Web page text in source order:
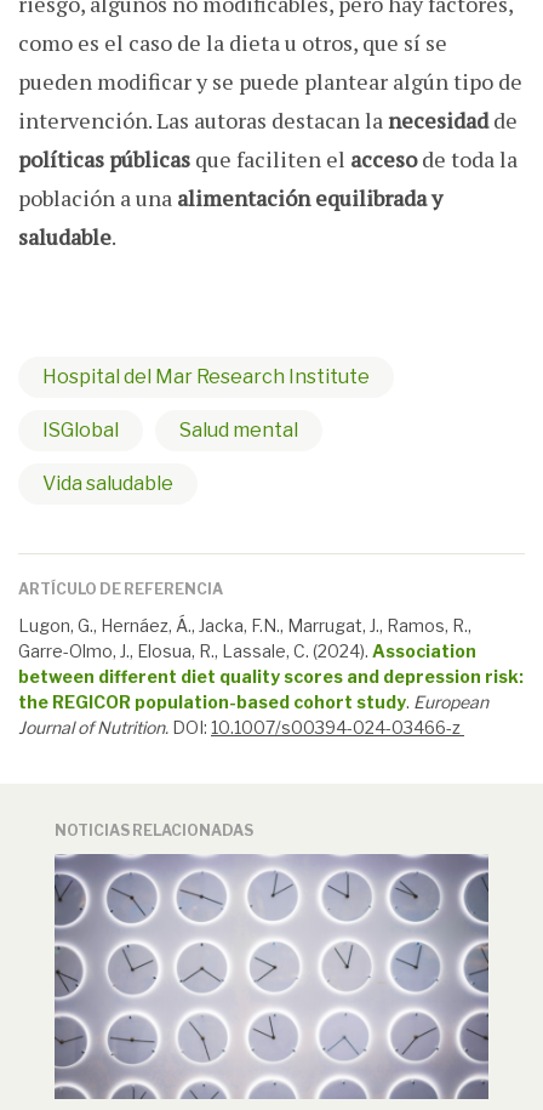
como es el caso de la dieta u otros, que sí se
pueden modificar y se puede plantear algún tipo de
intervención. Las autoras destacan lanecesidadde
políticas públicas que faciliten el accesode toda la
población a una alimentación equilibrada y
saludable.
Hospital del Mar Research Institute
ISGlobal Salud mental
Vida saludable
ARTÍCULO DE REFERENCIA
Lugon, G., Hernáez, Á., Jacka, F.N., Marrugat, J., Ramos, R.,
Garre-Olmo, J., Elosua, R., Lassale, C. (2024). Association
between different diet quality scores and depression risk:
the REGICOR population-based cohort study. European
Journal ofNutrition. DOI: 10.1007/s00394-024-03466-z
NOTICIAS RELACIONADAS